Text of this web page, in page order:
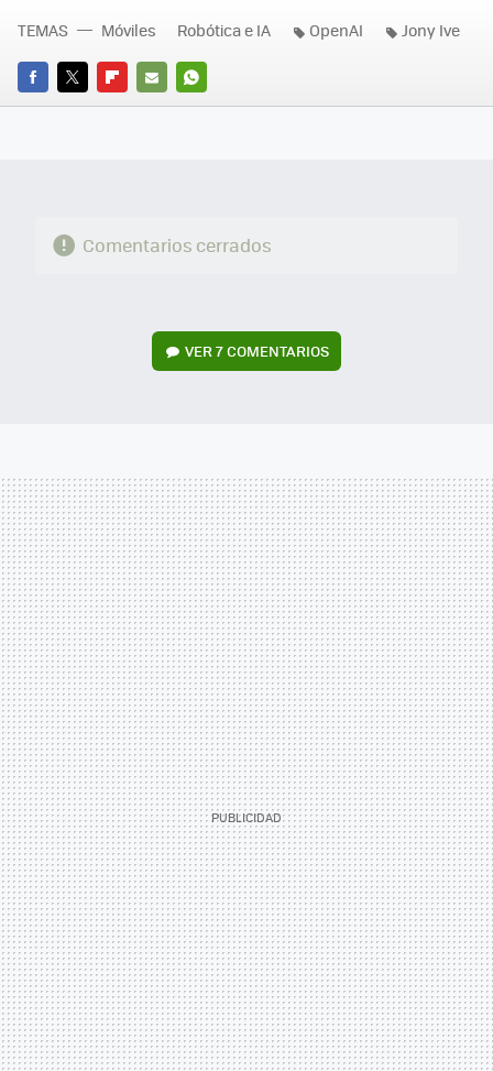
FACEBOOK
TWITTERFLIPBOARD
E-
WHATSAPP
TEMAS Móviles Robótica e IA OpenAI Jony Ive
Comentarios cerrados
VER7 COMENTARIOS